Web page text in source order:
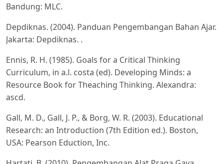
Bandung: MLC.
Depdiknas. (2004). Panduan Pengembangan Bahan Ajar.
Jakarta: Depdiknas. .
Ennis, R. H. (1985). Goals for a Critical Thinking
Curriculum, in a.l. costa (ed). Developing Minds: a
Resource Book for Theaching Thinking. Alexandra:
ascd.
Gall, M. D., Gall, J. P., & Borg, W. R. (2003). Educational
Research: an Introduction (7th Edition ed.). Boston,
USA: Pearson Eduction, Inc.